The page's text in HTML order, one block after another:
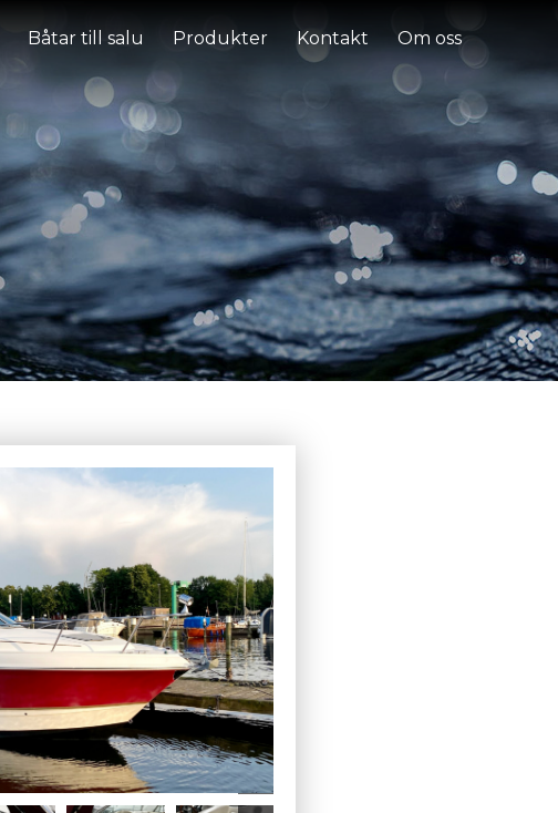
Båtar till salu Produkter Kontakt Om oss